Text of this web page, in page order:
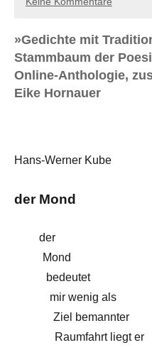
»Gedichte mit
Stammbaum der
Online-Anthologie,
Eike Hornauer
Hans-Werner Kube
der Mond
der
Mond
bedeutet
mir wenig als
Ziel bemannter
Raumfahrt liegt er